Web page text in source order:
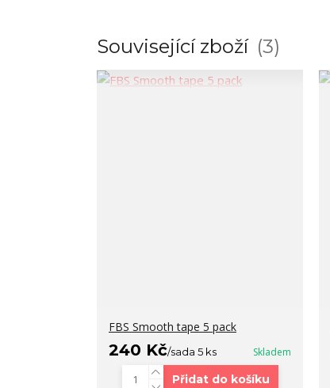
Související zboží 3
FBS Smooth tape 5 pack
240 Kč/sada 5 ks Skladem
Přidat do košíku